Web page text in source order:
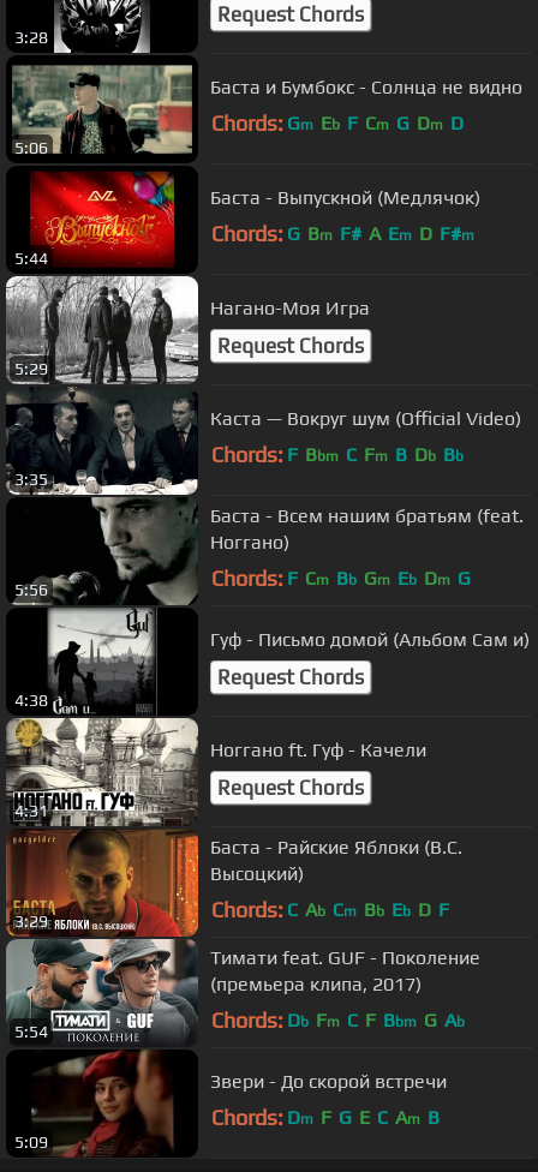
3:28
Request Chords
5:06
Баста и Бумбокс - Солнца не видно
Chords: Gm Eb F Cm G Dm D
5:44
Баста - Выпускной (Медлячок)
Chords: G Bm F# A Em D F#m
5:29
Нагано-Моя Игра
Request Chords
3:35
Каста — Вокруг шум (Official Video)
Chords: F Bbm C Fm B Db Bb
5:56
Баста - Всем нашим братьям (feat.
Ноггано)
Chords: F Cm Bb Gm Eb Dm G
4:38
Гуф - Письмо домой (Альбом Сам и)
Request Chords
4:31
Ноггано ft. Гуф - Качели
Request Chords
3:29
Баста - Райские Яблоки (В.С.
Высоцкий)
Chords: C Ab Cm Bb Eb D F
5:54
Тимати feat. GUF - Поколение
(премьера клипа, 2017)
Chords: Db Fm C F Bbm G Ab
5:09
Звери - До скорой встречи
Chords: Dm F G E C Am B